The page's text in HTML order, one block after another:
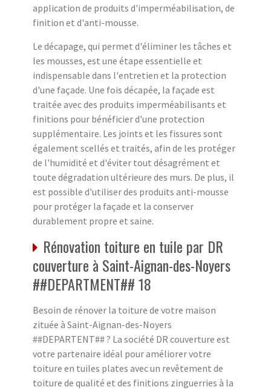
application de produits d'imperméabilisation, de
finition et d'anti-mousse.
Le décapage, qui permet d'éliminer les tâches et
les mousses, est une étape essentielle et
indispensable dans l'entretien et la protection
d'une façade. Une fois décapée, la façade est
traitée avec des produits imperméabilisants et
finitions pour bénéficier d'une protection
supplémentaire. Les joints et les fissures sont
également scellés et traités, afin de les protéger
de l'humidité et d'éviter tout désagrément et
toute dégradation ultérieure des murs. De plus, il
est possible d'utiliser des produits anti-mousse
pour protéger la façade et la conserver
durablement propre et saine.
Rénovation toiture en tuile par DR
couverture à Saint-Aignan-des-Noyers
##DEPARTMENT## 18
Besoin de rénover la toiture de votre maison
zituée à Saint-Aignan-des-Noyers
##DEPARTENT## ? La société DR couverture est
votre partenaire idéal pour améliorer votre
toiture en tuiles plates avec un revêtement de
toiture de qualité et des finitions zinguerries à la